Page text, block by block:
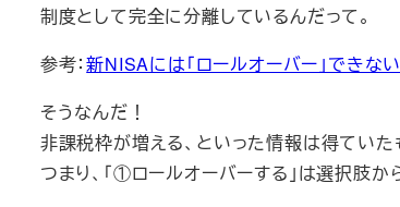
制度として完全に分離しているんだって。
参考：新NISAには「ロールオーバー」でき
そうなんだ！
非課税枠が増える、といった情報は得ていた
つまり、「①ロールオーバーする」は選択肢か